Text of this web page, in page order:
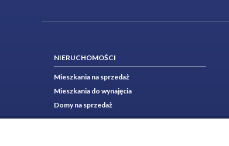
NIERUCHOMOŚCI
Mieszkania na sprzedaż
Mieszkania do wynajęcia
Domy na sprzedaż
Domy do wynajęcia